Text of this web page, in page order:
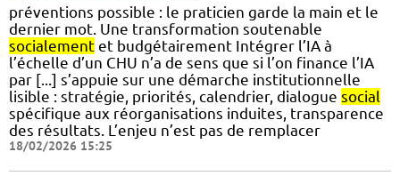
préventions possible : le praticien garde la main et le
dernier mot. Une transformation soutenable
socialement et budgétairement Intégrer l’IA à
l’échelle d’un CHU n’a de sens que si l’on finance l’IA
par [...] s’appuie sur une démarche institutionnelle
lisible : stratégie, priorités, calendrier, dialogue social
spécifique aux réorganisations induites, transparence
des résultats. L’enjeu n’est pas de remplacer
18/02/2026 15:25